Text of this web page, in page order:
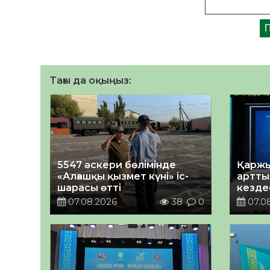
Тағы да оқыңыз:
5547 әскери бөлімінде
«Алғашқы қызмет күні» іс-
шарасы өтті
07.08.2026
38 0